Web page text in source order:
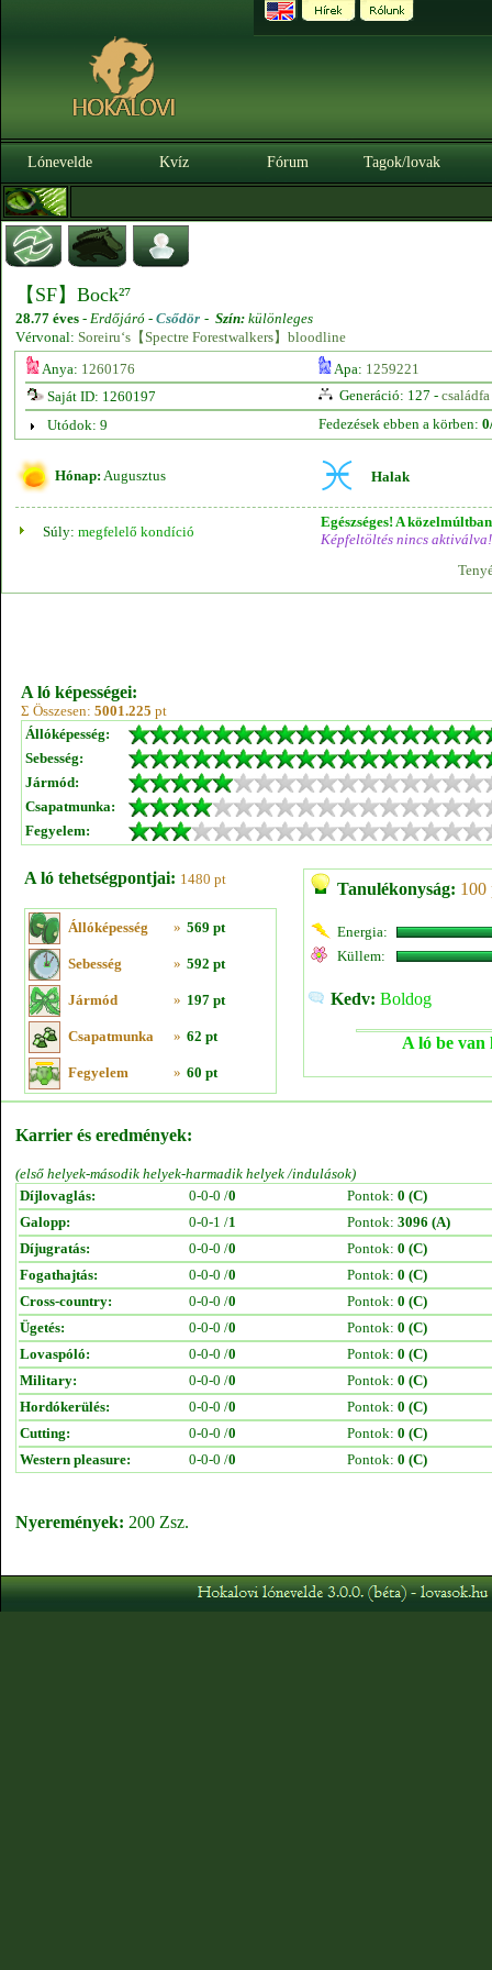
Lónevelde Kvíz Fórum Tagok/lovak
【SF】Bock²⁷
28.77 éves - Erdőjáró - Csődör - Szín: különleges
Vérvonal: Soreiru‘s【Spectre Forestwalkers】bloodline
Anya: 1260176 Apa: 1259221
Saját ID: 1260197
Generáció: 127 - családfa
Utódok: 9
Fedezések ebben a körben:
Hónap: Augusztus Halak
Súly: megfelelő kondíció
Egészséges! A
Képfeltöltés nincs aktiválva!
A ló képességei:
Σ Összesen: 5001.225 pt
Állóképesség:
Sebesség:
Jármód:
Csapatmunka:
Fegyelem:
A ló tehetségpontjai: 1480 pt
Állóképesség » 569 pt
Sebesség » 592 pt
Jármód » 197 pt
Csapatmunka » 62 pt
Fegyelem » 60 pt
Tanulékonyság: 100
Energia:
Küllem:
Kedv: Boldog
A ló be van
Karrier és eredmények:
(első helyek-második helyek-harmadik helyek /indulások)
Díjlovaglás:
0-0-0 /0 Pontok: 0 (C)
Galopp:
0-0-1 /1 Pontok: 3096 (A)
Díjugratás:
0-0-0 /0 Pontok: 0 (C)
Fogathajtás:
0-0-0 /0 Pontok: 0 (C)
Cross-country:
0-0-0 /0 Pontok: 0 (C)
Ügetés:
0-0-0 /0 Pontok: 0 (C)
Lovaspóló:
0-0-0 /0 Pontok: 0 (C)
Military:
0-0-0 /0 Pontok: 0 (C)
Hordókerülés:
0-0-0 /0 Pontok: 0 (C)
Cutting:
0-0-0 /0 Pontok: 0 (C)
Western pleasure:
0-0-0 /0 Pontok: 0 (C)
Nyeremények: 200 Zsz.